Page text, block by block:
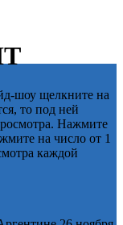
шоу щелкните на
то под ней
Нажмите
на число от 1
каждой